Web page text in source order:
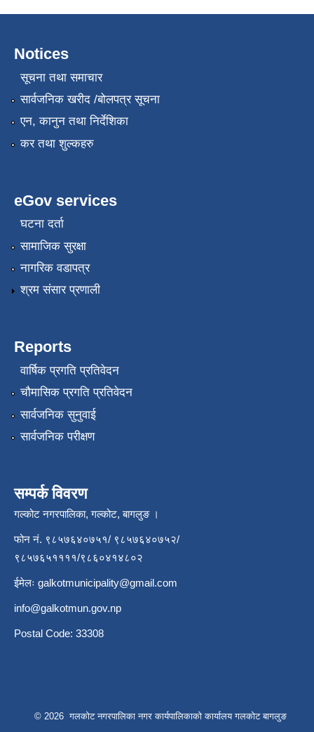
Notices
सूचना तथा समाचार
सार्वजनिक खरीद /बोलपत्र सूचना
एन, कानुन तथा निर्देशिका
कर तथा शुल्कहरु
eGov services
घटना दर्ता
सामाजिक सुरक्षा
नागरिक वडापत्र
श्रम संसार प्रणाली
Reports
वार्षिक प्रगति प्रतिवेदन
चौमासिक प्रगति प्रतिवेदन
सार्वजनिक सुनुवाई
सार्वजनिक परीक्षण
सम्पर्क विवरण
गल्कोट नगरपालिका, गल्कोट, बागलुङ ।
फोन नं. ९८५७६४०७५१/ ९८५७६४०७५२/
९८५७६५११११/९८६०४१४८०२
ईमेलः galkotmunicipality@gmail.com
info@galkotmun.gov.np
Postal Code: 33308
© 2026 गलकोट नगरपालिका नगर कार्यपालिकाको कार्यालय गलकोट बागलुङ